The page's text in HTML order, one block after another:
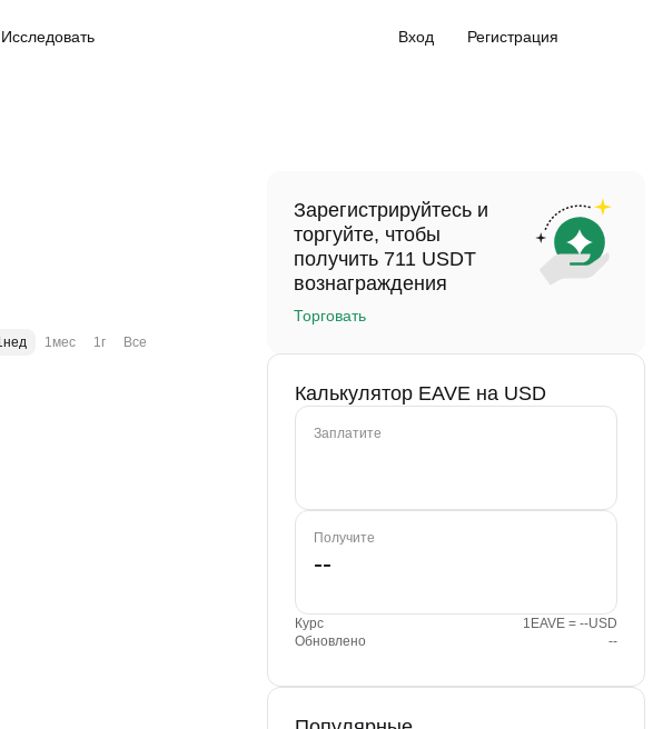
Исследовать Вход Регистрация
1мес 1г Все
Зарегистрируйтесь и
торгуйте, чтобы
получить 711 USDT
вознаграждения
Торговать
Калькулятор EAVE на USD
Заплатите
Получите
Курс
1EAVE = --USD
Обновлено
--